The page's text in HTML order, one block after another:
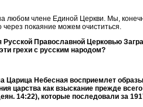
любом члене Единой Церкви. Мы,
через покаяние можем очиститься.
Русской Православной Церковью
грехи с русским народом?
Небесная восприемлет
царства как взыскание прежде
14:22), которые последовали за